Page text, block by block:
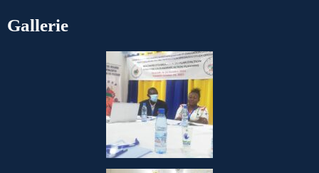
Gallerie